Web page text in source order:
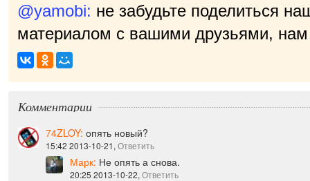
@yamobi: не забудьте поделиться
материалом с вашими друзьями, нам
приятно!
Комментарии
74ZLOY: опять новый?
15:42 2013-10-21,Ответить